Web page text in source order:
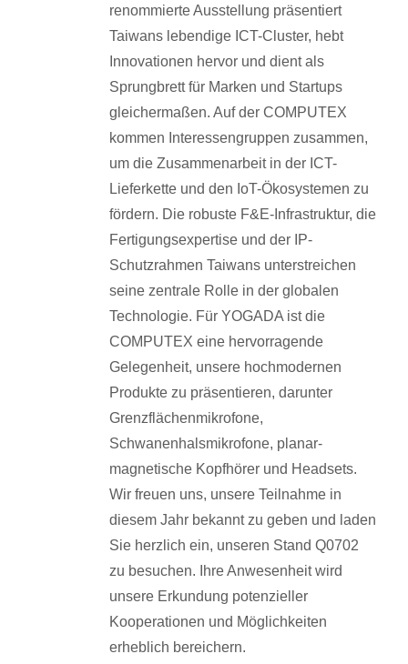
renommierte Ausstellung präsentiert
Taiwans lebendige ICT-Cluster, hebt
Innovationen hervor und dient als
Sprungbrett für Marken und Startups
gleichermaßen. Auf der COMPUTEX
kommen Interessengruppen zusammen,
um die Zusammenarbeit in der ICT-
Lieferkette und den IoT-Ökosystemen zu
fördern. Die robuste F&E-Infrastruktur, die
Fertigungsexpertise und der IP-
Schutzrahmen Taiwans unterstreichen
seine zentrale Rolle in der globalen
Technologie. Für YOGADA ist die
COMPUTEX eine hervorragende
Gelegenheit, unsere hochmodernen
Produkte zu präsentieren, darunter
Grenzflächenmikrofone,
Schwanenhalsmikrofone, planar-
magnetische Kopfhörer und Headsets.
Wir freuen uns, unsere Teilnahme in
diesem Jahr bekannt zu geben und laden
Sie herzlich ein, unseren Stand Q0702
zu besuchen. Ihre Anwesenheit wird
unsere Erkundung potenzieller
Kooperationen und Möglichkeiten
erheblich bereichern.